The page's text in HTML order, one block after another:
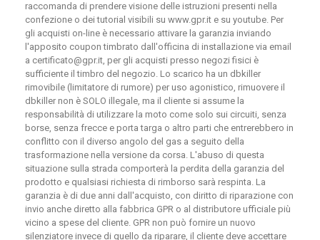
raccomanda di prendere visione delle istruzioni presenti nella
confezione o dei tutorial visibili su www.gpr.it e su youtube. Per
gli acquisti on-line è necessario attivare la garanzia inviando
l'apposito coupon timbrato dall'officina di installazione via email
a certificato@gpr.it, per gli acquisti presso negozi fisici è
sufficiente il timbro del negozio. Lo scarico ha un dbkiller
rimovibile (limitatore di rumore) per uso agonistico, rimuovere il
dbkiller non è SOLO illegale, ma il cliente si assume la
responsabilità di utilizzare la moto come solo sui circuiti, senza
borse, senza frecce e porta targa o altro parti che entrerebbero in
conflitto con il diverso angolo del gas a seguito della
trasformazione nella versione da corsa. L'abuso di questa
situazione sulla strada comporterà la perdita della garanzia del
prodotto e qualsiasi richiesta di rimborso sarà respinta. La
garanzia è di due anni dall'acquisto, con diritto di riparazione con
invio anche diretto alla fabbrica GPR o al distributore ufficiale più
vicino a spese del cliente. GPR non può fornire un nuovo
silenziatore invece di quello da riparare, il cliente deve accettare